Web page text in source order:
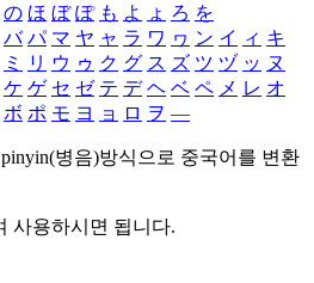
の ほ ぼ ぽ も よ ょ ろ を
バ パ マ ヤ ャ ラ ワ ヮ ン イ ィ キ
ミ リ ウ ゥ ク グ ス ズ ツ ヅ ッ ヌ
ケ ゲ セ ゼ テ デ ヘ ベ ペ メ レ オ
ボ ポ モ ヨ ョ ロ ヲ ―
병음)방식으로 중국어를 변환
사용하시면 됩니다.